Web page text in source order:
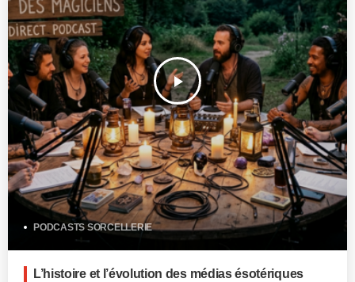
play_arrow
PODCASTS SORCELLERIE
L’histoire et l’évolution des médias ésotériques